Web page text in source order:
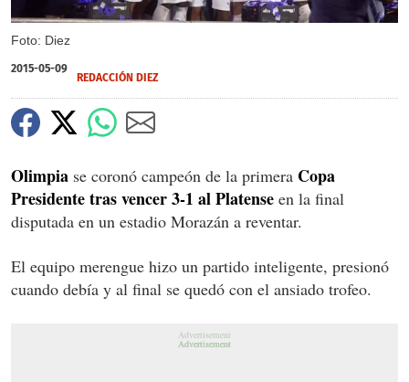
Foto: Diez
2015-05-09
REDACCIÓN DIEZ
Olimpia se coronó campeón de la primera Copa
Presidente tras vencer 3-1 al Platense en la final
disputada en un estadio Morazán a reventar.
El equipo merengue hizo un partido inteligente, presionó
cuando debía y al final se quedó con el ansiado trofeo.